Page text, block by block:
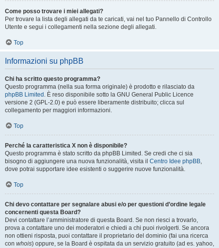
Come posso trovare i miei allegati?
Per trovare la lista degli allegati da te caricati, vai nel tuo Pannello di Controllo
Utente e segui i collegamenti nella sezione degli allegati.
Top
Informazioni su phpBB
Chi ha scritto questo programma?
Questo programma (nella sua forma originale) è prodotto e rilasciato da
phpBB Limited . È reso disponibile sotto la GNU General Public Licence
versione 2 (GPL-2.0) e può essere liberamente distribuito; clicca sul
collegamento per maggiori informazioni.
Top
Perché la caratteristica X non è disponibile?
Questo programma è stato scritto da phpBB Limited. Se credi che ci sia
bisogno di aggiungere una nuova funzionalità, visita il Centro Idee phpBB,
dove potrai supportare idee esistenti o suggerire nuove funzionalità.
Top
Chi devo contattare per segnalare abusi e/o per questioni d’ordine legale
concernenti questa Board?
Devi contattare l’amministratore di questa Board. Se non riesci a trovarlo,
prova a contattare uno dei moderatori e chiedi a chi puoi rivolgerti. Se ancora
non ottieni risposta, puoi contattare il proprietario del dominio (fai una ricerca
con whois) oppure, se la Board è ospitata da un servizio gratuito (ad es. yahoo,